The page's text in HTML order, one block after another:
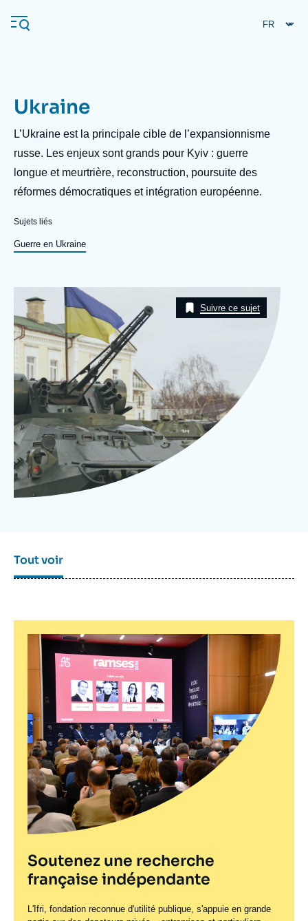
au
contenu
Navigation
principale
Analyses
Événements
Se connecter
Nous soutenir
À propos de l'Ifri
L'Ifri en bref
Ukraine
Description
L’Ukraine est la principale cible de l’expansionnisme
russe. Les enjeux sont grands pour Kyiv : guerre
longue et meurtrière, reconstruction, poursuite des
réformes démocratiques et intégration européenne.
Sujets liés
Guerre en Ukraine
Taxonomie
Suivre ce sujet
Tout voir
Soutenez une recherche
française indépendante
L'Ifri, fondation reconnue d'utilité publique, s'appuie en grande